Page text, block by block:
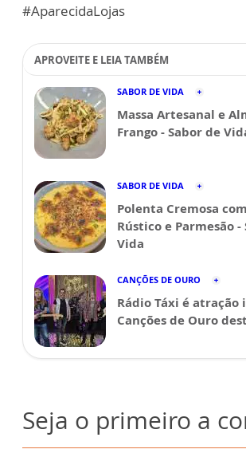
#AparecidaLojas
APROVEITE E LEIA TAMBÉM
SABOR DE VIDA
Massa Artesanal e
Frango - Sabor de
SABOR DE VIDA
Polenta Cremosa
Rústico e Parmesão -
Vida
CANÇÕES DE OURO
Rádio Táxi é atração
Canções de Ouro
Seja o primeiro a